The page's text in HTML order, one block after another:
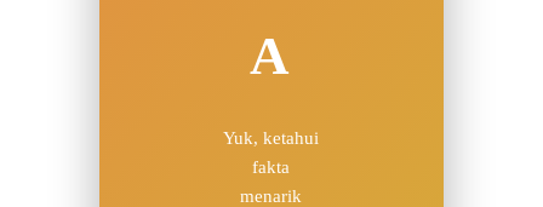
A
Yuk, ketahui
fakta
menarik